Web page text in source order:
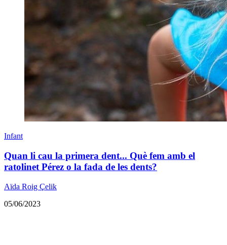
Infant
Quan li cau la primera dent... Què fem amb el
ratolinet Pérez o la fada de les dents?
Aïda Roig Çelik
05/06/2023